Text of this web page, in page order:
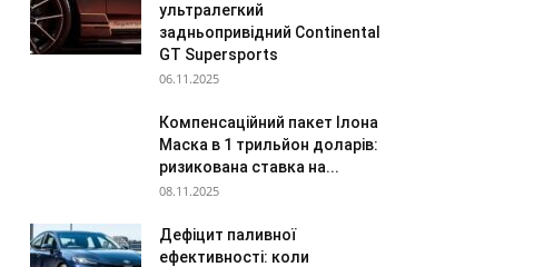
ультралегкий
задньопривідний Continental
GT Supersports
06.11.2025
Компенсаційний пакет Ілона
Маска в 1 трильйон доларів:
ризикована ставка на...
08.11.2025
Дефіцит паливної
ефективності: коли